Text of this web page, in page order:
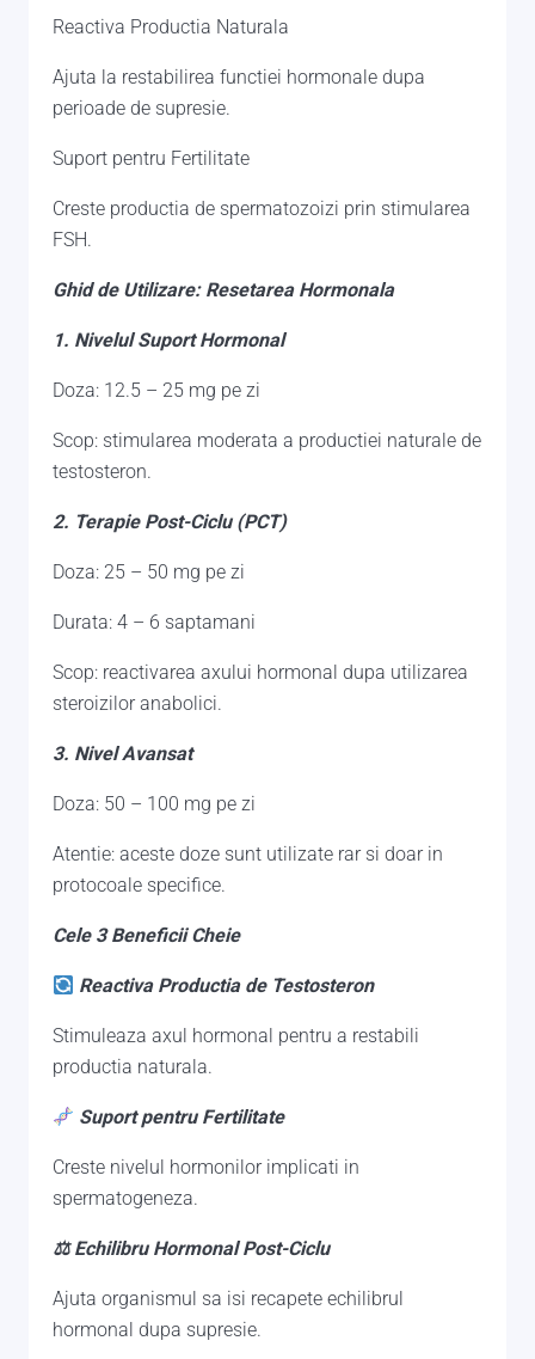
Reactiva Productia Naturala
Ajuta la restabilirea functiei hormonale dupa
perioade de supresie.
Suport pentru Fertilitate
Creste productia de spermatozoizi prin stimularea
FSH.
Ghid de Utilizare: Resetarea Hormonala
1. Nivelul Suport Hormonal
Doza: 12.5 – 25 mg pe zi
Scop: stimularea moderata a productiei naturale de
testosteron.
2. Terapie Post-Ciclu (PCT)
Doza: 25 – 50 mg pe zi
Durata: 4 – 6 saptamani
Scop: reactivarea axului hormonal dupa utilizarea
steroizilor anabolici.
3. Nivel Avansat
Doza: 50 – 100 mg pe zi
Atentie: aceste doze sunt utilizate rar si doar in
protocoale specifice.
Cele 3 Beneficii Cheie
Reactiva Productia de Testosteron
Stimuleaza axul hormonal pentru a restabili
productia naturala.
Suport pentru Fertilitate
Creste nivelul hormonilor implicati in
spermatogeneza.
⚖ Echilibru Hormonal Post-Ciclu
Ajuta organismul sa isi recapete echilibrul
hormonal dupa supresie.